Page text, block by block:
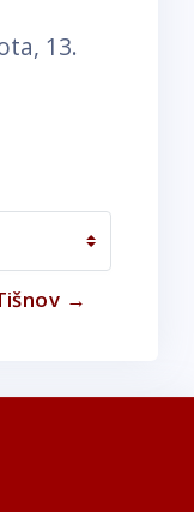
13.
→